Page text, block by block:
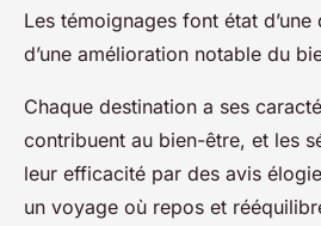
Les témoignages font état
d’une amélioration notable du
Chaque destination a ses
contribuent au bien-être, et les
leur efficacité par des avis
un voyage où repos et